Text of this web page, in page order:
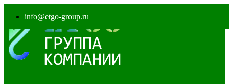
info@etgo-group.ru